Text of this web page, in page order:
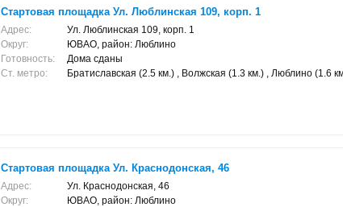
Стартовая площадка Ул. Люблинская 109, корп. 1
Адрес:
Ул. Люблинская 109, корп. 1
Округ:
ЮВАО, район: Люблино
Готовность:
Дома сданы
Ст. метро:
Братиславская (2.5 км.) , Волжская (1.3 км.) , Люблино (1.6
Стартовая площадка Ул. Краснодонская, 46
Адрес:
Ул. Краснодонская, 46
Округ:
ЮВАО, район: Люблино